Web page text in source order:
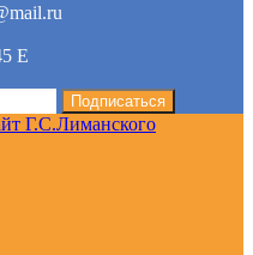
Е
Г.С.Лиманского